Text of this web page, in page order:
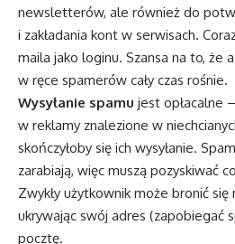
newsletterów, ale również do
i zakładania kont w serwisach.
maila jako loginu. Szansa na to, że
w ręce spamerów cały czas rośnie.
Wysyłanie spamu jest opłacalne
w reklamy znalezione w
skończyłoby się ich wysyłanie.
zarabiają, więc muszą pozyskiwać
Zwykły użytkownik może bronić się
ukrywając swój adres (zapobiegać
pocztę.